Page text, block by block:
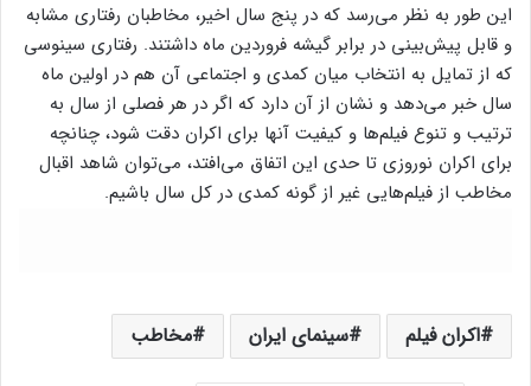
این طور به نظر می‌رسد که در پنج سال اخیر، مخاطبان رفتاری مشابه
و قابل پیش‌بینی در برابر گیشه فروردین ماه داشتند. رفتاری سینوسی
که از تمایل به انتخاب میان کمدی و اجتماعی آن هم در اولین ماه
سال خبر می‌دهد و نشان از آن دارد که اگر در هر فصلی از سال به
ترتیب و تنوع فیلم‌ها و کیفیت آنها برای اکران دقت شود، چنانچه
برای اکران نوروزی تا حدی این اتفاق می‌افتد، می‌توان شاهد اقبال
مخاطب از فیلم‌هایی غیر از گونه کمدی در کل سال باشیم.
اکران فیلم سینمای ایران مخاطب